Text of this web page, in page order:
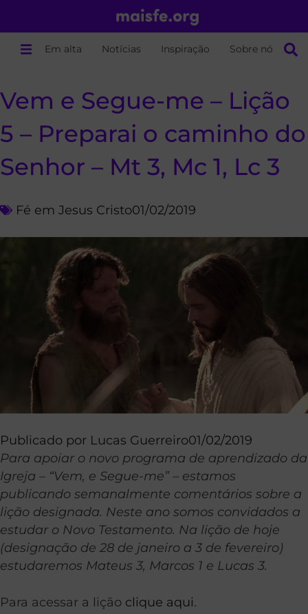
Em alta Notícias Inspiração Sobre nós
Vem e Segue-me – Lição
5 – Preparai o caminho do
Senhor – Mt 3, Mc 1, Lc 3
Fé em Jesus Cristo01/02/2019
Publicado por Lucas Guerreiro01/02/2019
Para apoiar o novo programa de aprendizado da
Igreja – “Vem, e Segue-me” – estamos
publicando semanalmente comentários sobre a
lição designada. Neste ano somos convidados a
estudar o Novo Testamento. Na lição de hoje
(designação de 28 de janeiro a 3 de fevereiro)
estudaremos Mateus 3, Marcos 1 e Lucas 3.
Para acessar a lição clique aqui.